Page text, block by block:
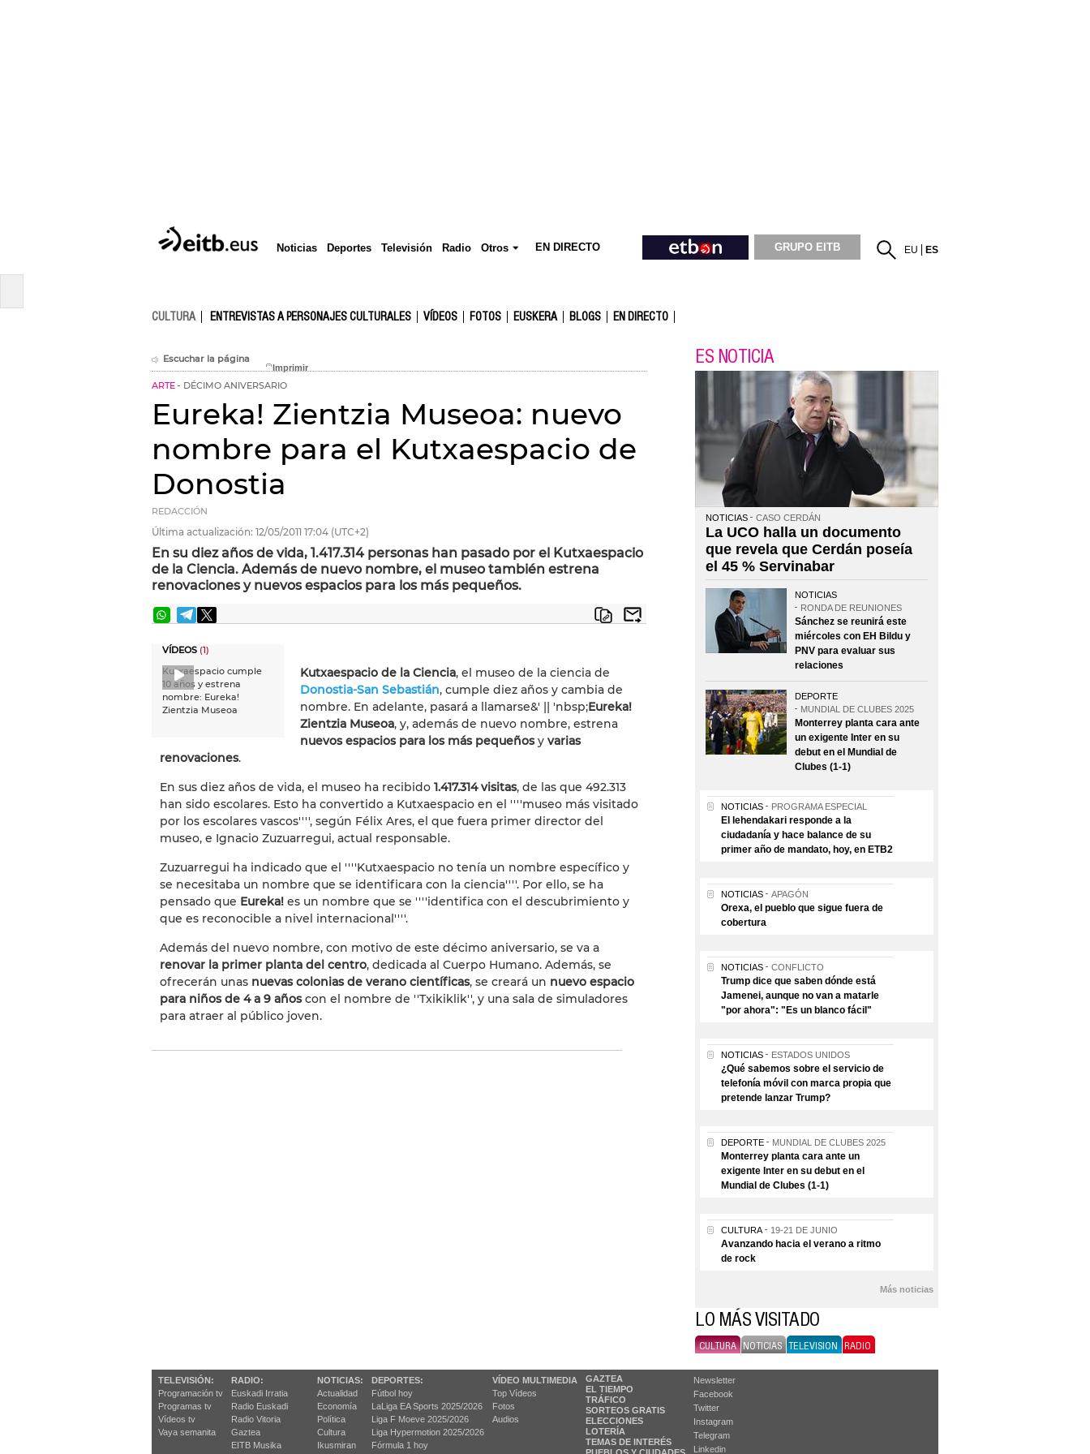
Noticias Deportes Televisión Radio Otros EN DIRECTO GRUPO EITB EU ES
CULTURA ENTREVISTAS A PERSONAJES CULTURALES VÍDEOS FOTOS EUSKERA BLOGS EN DIRECTO
Escuchar la página
ARTE DÉCIMO ANIVERSARIO
Eureka! Zientzia Museoa: nuevo
nombre para el Kutxaespacio de
Donostia
REDACCIÓN
Última actualización: 12/05/2011 17:04 (UTC+2)
En su diez años de vida, 1.417.314 personas han pasado por el Kutxaespacio
de la Ciencia. Además de nuevo nombre, el museo también estrena
renovaciones y nuevos espacios para los más pequeños.
VÍDEOS (1)
Kutxaespacio cumple
10 años y estrena
nombre: Eureka!
Zientzia Museoa
Kutxaespacio de la Ciencia, el museo de la ciencia de
Donostia-San Sebastián, cumple diez años y cambia de
nombre. En adelante, pasará a llamarse&' || 'nbsp;Eureka!
Zientzia Museoa, y, además de nuevo nombre, estrena
nuevos espacios para los más pequeñosy varias
renovaciones.
En sus diez años de vida, el museo ha recibido 1.417.314 visitas, de las que 492.313
han sido escolares. Esto ha convertido a Kutxaespacio en el ''''museo más visitado
por los escolares vascos'''', según Félix Ares, el que fuera primer director del
museo, e Ignacio Zuzuarregui, actual responsable.
Zuzuarregui ha indicado que el ''''Kutxaespacio no tenía un nombre específico y
se necesitaba un nombre que se identificara con la ciencia''''. Por ello, se ha
pensado que Eureka! es un nombre que se ''''identifica con el descubrimiento y
que es reconocible a nivel internacional''''.
Además del nuevo nombre, con motivo de este décimo aniversario, se va a
renovar la primer planta del centro, dedicada al Cuerpo Humano. Además, se
ofrecerán unas nuevas colonias de verano científicas, se creará un nuevo espacio
para niños de 4 a 9 añoscon el nombre de ''Txikiklik'', y una sala de simuladores
para atraer al público joven.
ES NOTICIA
NOTICIAS CASO CERDÁN
La UCO halla un documento
que revela que Cerdán poseía
el 45 % Servinabar
NOTICIAS
RONDA DE REUNIONES
Sánchez se reunirá este
miércoles con EH Bildu y
PNV para evaluar sus
relaciones
DEPORTE
MUNDIAL DE CLUBES 2025
Monterrey planta cara ante
un exigente Inter en su
debut en el Mundial de
Clubes (1-1)
NOTICIAS PROGRAMA ESPECIAL
El lehendakari responde a la
ciudadanía y hace balance de su
primer año de mandato, hoy, en ETB2
NOTICIAS APAGÓN
Orexa, el pueblo que sigue fuera de
cobertura
NOTICIAS CONFLICTO
Trump dice que saben dónde está
Jamenei, aunque no van a matarle
"por ahora": "Es un blanco fácil"
NOTICIAS ESTADOS UNIDOS
¿Qué sabemos sobre el servicio de
telefonía móvil con marca propia que
pretende lanzar Trump?
DEPORTE MUNDIAL DE CLUBES 2025
Monterrey planta cara ante un
exigente Inter en su debut en el
Mundial de Clubes (1-1)
CULTURA 19-21 DE JUNIO
Avanzando hacia el verano a ritmo
de rock
Más noticias
LO MÁS VISITADO
CULTURA NOTICIAS TELEVISION RADIO
TELEVISIÓN:
Programación tv
Programas tv
Vídeos tv
Vaya semanita
RADIO:
Euskadi Irratia
Radio Euskadi
Radio Vitoria
Gaztea
EITB Musika
NOTICIAS:
Actualidad
Economía
Política
Cultura
Ikusmiran
DEPORTES:
Fútbol hoy
LaLiga EA Sports 2025/2026
Liga F Moeve 2025/2026
Liga Hypermotion 2025/2026
Fórmula 1 hoy
VÍDEO MULTIMEDIA
Top Vídeos
Fotos
Audios
GAZTEA
EL TIEMPO
TRÁFICO
SORTEOS GRATIS
ELECCIONES
LOTERÍA
TEMAS DE INTERÉS
Newsletter
Facebook
Twitter
Instagram
Telegram
Linkedin